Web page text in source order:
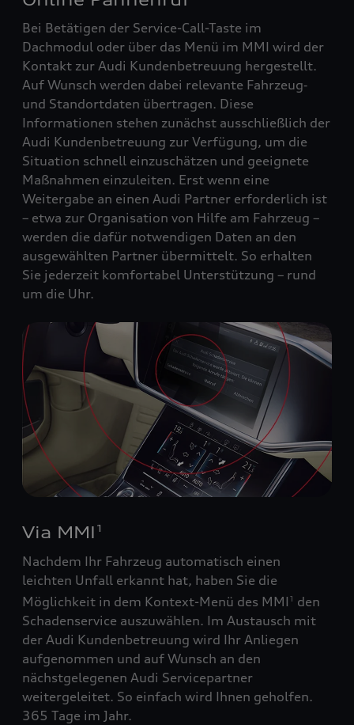
Bei Betätigen der Service-Call-Taste im
Dachmodul oder über das Menü im MMI wird der
Kontakt zur Audi Kundenbetreuung hergestellt.
Auf Wunsch werden dabei relevante Fahrzeug‑
und Standortdaten übertragen. Diese
Informationen stehen zunächst ausschließlich der
Audi Kundenbetreuung zur Verfügung, um die
Situation schnell einzuschätzen und geeignete
Maßnahmen einzuleiten. Erst wenn eine
Weitergabe an einen Audi Partner erforderlich ist
– etwa zur Organisation von Hilfe am Fahrzeug –
werden die dafür notwendigen Daten an den
ausgewählten Partner übermittelt. So erhalten
Sie jederzeit komfortabel Unterstützung – rund
um die Uhr.
Via MMI 1
Nachdem Ihr Fahrzeug automatisch einen
leichten Unfall erkannt hat, haben Sie die
Möglichkeit in dem Kontext-Menü des MMI 1
den
Schadenservice auszuwählen. Im Austausch mit
der Audi Kundenbetreuung wird Ihr Anliegen
aufgenommen und auf Wunsch an den
nächstgelegenen Audi Servicepartner
weitergeleitet. So einfach wird Ihnen geholfen.
365 Tage im Jahr.